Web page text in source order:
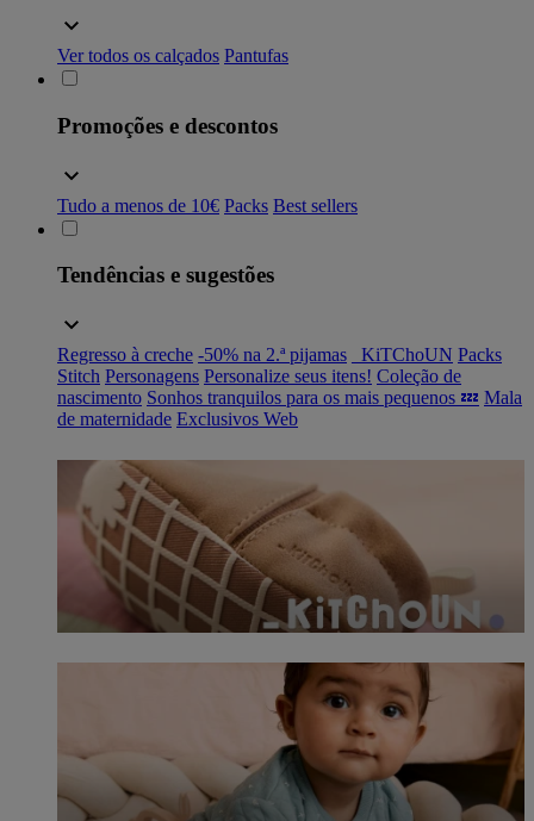
Ver todos os calçados Pantufas
Promoções e descontos
Tudo a menos de 10€ Packs Best sellers
Tendências e sugestões
Regresso à creche -50% na 2.ª pijamas _KiTChoUN Packs
Stitch Personagens Personalize seus itens! Coleção de
nascimento Sonhos tranquilos para os mais pequenos 💤 Mala
de maternidade Exclusivos Web